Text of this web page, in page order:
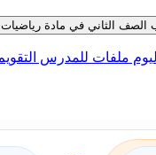
الثاني في مادة رياضيات
ملفات للمدرس